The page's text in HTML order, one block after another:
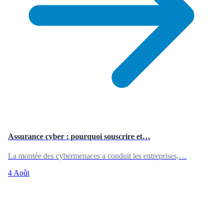
Assurance cyber : pourquoi souscrire et…
La montée des cybermenaces a conduit les entreprises,…
4 Août